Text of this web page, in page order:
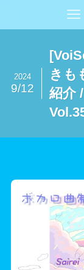
きも
紹介
2024
9/12